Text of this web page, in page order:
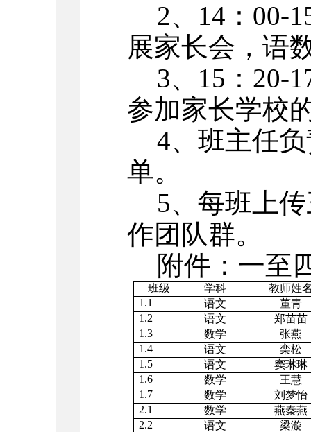
2、14：00-
展家长会，语
3、15：20-
参加家长学校
4、班主任
单。
5、每班上
作团队群。
附件：一至
班级 学科
教师姓
1.1
语文
董青
1.2
语文
郑苗苗
1.3
数学
张燕
1.4
语文
栾松
1.5
语文
窦琳琳
1.6
数学
王慧
1.7
数学
刘梦怡
2.1
数学
燕秦燕
2.2
语文
梁漩